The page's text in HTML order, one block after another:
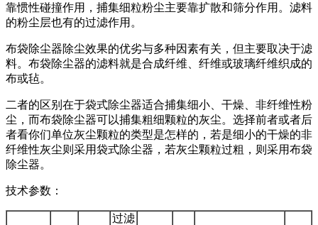
靠惯性碰撞作用，捕集细粒粉尘主要靠扩散和筛分作用。滤料
的粉尘层也有的过滤作用。
布袋除尘器除尘效果的优劣与多种因素有关，但主要取决于滤
料。布袋除尘器的滤料就是合成纤维、纤维或玻璃纤维织成的
布或毡。
二者的区别在于袋式除尘器适合捕集细小、干燥、非纤维性粉
尘，而布袋除尘器可以捕集粗细颗粒的灰尘。选择前者或者后
者看你们单位灰尘颗粒的类型是怎样的，若是细小的干燥的非
纤维性灰尘则采用袋式除尘器，若灰尘颗粒过粗，则采用布袋
除尘器。
技术参数：
过滤